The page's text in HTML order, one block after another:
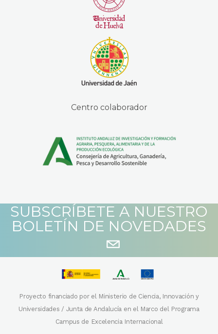
Centro colaborador
SUBSCRÍBETE A NUESTRO
BOLETÍN DE NOVEDADES
Proyecto financiado por el Ministerio de Ciencia, Innovación y
Universidades / Junta de Andalucía en el Marco del Programa
Campus de Excelencia Internacional